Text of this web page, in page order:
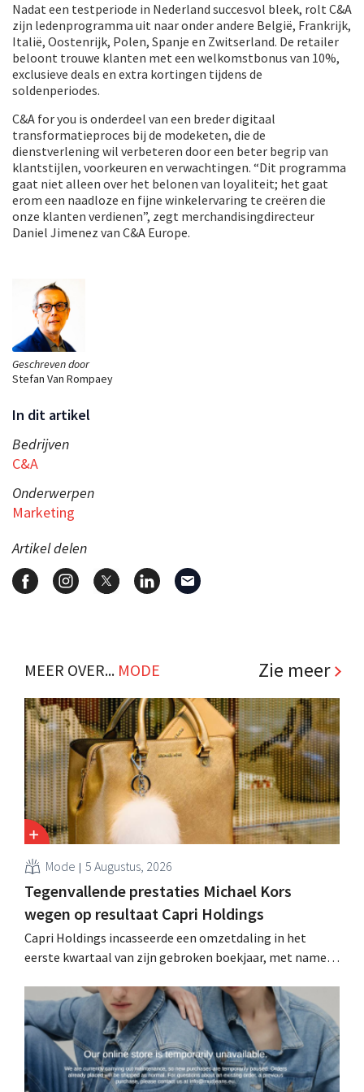
Geschreven door
Stefan Van Rompaey
In dit artikel
Bedrijven
C&A
Onderwerpen
Marketing
Artikel delen
Nadat een testperiode in Nederland succesvol bleek, rolt C&A
zijn ledenprogramma uit naar onder andere België, Frankrijk,
Italië, Oostenrijk, Polen, Spanje en Zwitserland. De retailer
beloont trouwe klanten met een welkomstbonus van 10%,
exclusieve deals en extra kortingen tijdens de
soldenperiodes.
C&A for you is onderdeel van een breder digitaal
transformatieproces bij de modeketen, die de
dienstverlening wil verbeteren door een beter begrip van
klantstijlen, voorkeuren en verwachtingen. “Dit programma
gaat niet alleen over het belonen van loyaliteit; het gaat
erom een naadloze en fijne winkelervaring te creëren die
onze klanten verdienen”, zegt merchandisingdirecteur
Daniel Jimenez van C&A Europe.
MEER OVER... MODE Zie meer
Mode 5 Augustus, 2026
Tegenvallende prestaties Michael Kors
wegen op resultaat Capri Holdings
Capri Holdings incasseerde een omzetdaling in het
eerste kwartaal van zijn gebroken boekjaar, met name
Kors, ondanks sterke resultaten van Jimmy Choo.